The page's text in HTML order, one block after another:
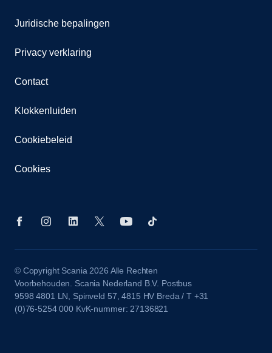
Juridische bepalingen
Privacy verklaring
Contact
Klokkenluiden
Cookiebeleid
Cookies
© Copyright Scania 2026 Alle Rechten
Voorbehouden. Scania Nederland B.V. Postbus
9598 4801 LN, Spinveld 57, 4815 HV Breda / T +31
(0)76-5254 000 KvK-nummer: 27136821